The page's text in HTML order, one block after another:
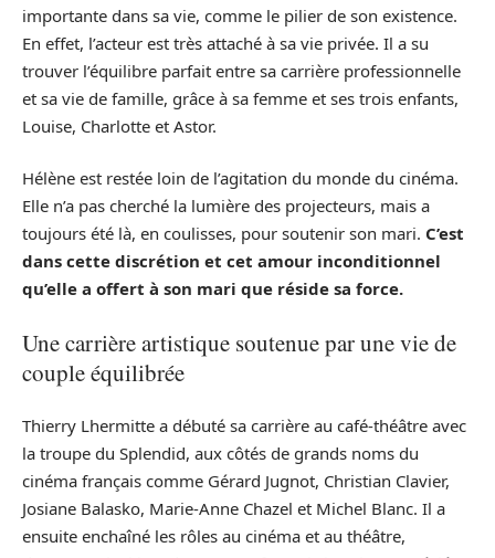
importante dans sa vie, comme le pilier de son existence.
En effet, l’acteur est très attaché à sa vie privée. Il a su
trouver l’équilibre parfait entre sa carrière professionnelle
et sa vie de famille, grâce à sa femme et ses trois enfants,
Louise, Charlotte et Astor.
Hélène est restée loin de l’agitation du monde du cinéma.
Elle n’a pas cherché la lumière des projecteurs, mais a
toujours été là, en coulisses, pour soutenir son mari. C’est
dans cette discrétion et cet amour inconditionnel
qu’elle a offert à son mari que réside sa force.
Une carrière artistique soutenue par une vie de
couple équilibrée
Thierry Lhermitte a débuté sa carrière au café-théâtre avec
la troupe du Splendid, aux côtés de grands noms du
cinéma français comme Gérard Jugnot, Christian Clavier,
Josiane Balasko, Marie-Anne Chazel et Michel Blanc. Il a
ensuite enchaîné les rôles au cinéma et au théâtre,